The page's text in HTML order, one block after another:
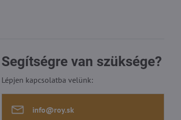
Segítségre van szüksége?
Lépjen kapcsolatba velünk:
info​@roy​.sk